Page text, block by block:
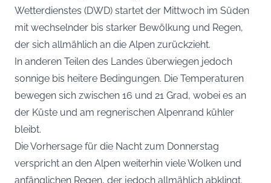
Wetterdienstes (DWD) startet der Mittwoch im Süden
mit wechselnder bis starker Bewölkung und Regen,
der sich allmählich an die Alpen zurückzieht.
In anderen Teilen des Landes überwiegen jedoch
sonnige bis heitere Bedingungen. Die Temperaturen
bewegen sich zwischen 16 und 21 Grad, wobei es an
der Küste und am regnerischen Alpenrand kühler
bleibt.
Die Vorhersage für die Nacht zum Donnerstag
verspricht an den Alpen weiterhin viele Wolken und
anfänglichen Regen, der jedoch allmählich abklingt.